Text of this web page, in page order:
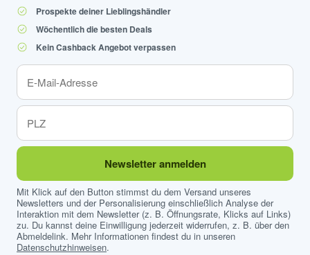
Prospekte deiner Lieblingshändler
Wöchentlich die besten Deals
Kein Cashback Angebot verpassen
Newsletter anmelden
Mit Klick auf den Button stimmst du dem Versand unseres
Newsletters und der Personalisierung einschließlich Analyse der
Interaktion mit dem Newsletter (z. B. Öffnungsrate, Klicks auf Links)
zu. Du kannst deine Einwilligung jederzeit widerrufen, z. B. über den
Abmeldelink. Mehr Informationen findest du in unseren
Datenschutzhinweisen.